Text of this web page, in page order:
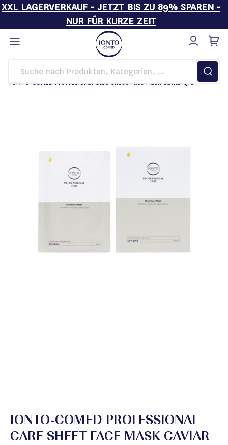
XXL LAGERVERKAUF - JETZT BIS ZU 89% SPAREN -
NUR FÜR KURZE ZEIT
Direkt
zum
Inhalt
Startseite Pflege
Gesichtsmasken
IONTO-COMED Professional Care Sheet Face Mask Caviar Q10
IONTO-COMED PROFESSIONAL
CARE SHEET FACE MASK CAVIAR